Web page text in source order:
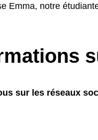
Emma, notre
sur les réseaux